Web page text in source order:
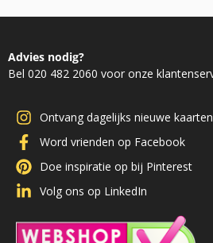
Advies nodig?
Bel 020 482 2060 voor onze
Ontvang dagelijks nieuwe
Word vrienden op Facebook
Doe inspiratie op bij Pinterest
Volg ons op LinkedIn